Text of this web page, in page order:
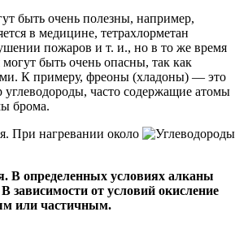
быть очень полезны, например,
в медицине, тетрахлорметан
пожаров и т. и., но в то же время
быть очень опасны, так как
К примеру, фреоны (хладоны) — это
часто содержащие атомы
брома.
При нагревании около
В определенных условиях алканы
зависимости от условий окисление
или частичным.